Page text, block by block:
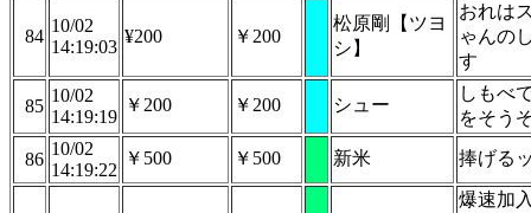
84
10/02
14:19:03
¥200 ￥200
松原剛【ツヨ
シ】
おれは
ゃんの
す
85
10/02
14:19:19
￥200 ￥200 シュー
しもべ
をそう
86
10/02
14:19:22
￥500 ￥500 新米 捧げる
爆速加